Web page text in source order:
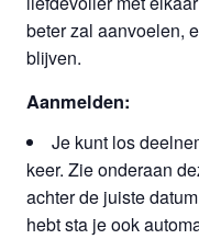
beter zal aanvoelen,
blijven.
Aanmelden:
Je kunt los
keer. Zie onderaan
achter de juiste
hebt sta je ook